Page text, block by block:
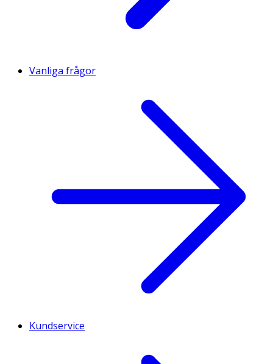
Vanliga frågor
Kundservice